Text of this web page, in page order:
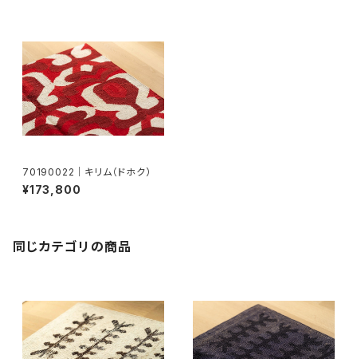
70190022｜キリム（ドホク）
¥173,800
同じカテゴリの商品